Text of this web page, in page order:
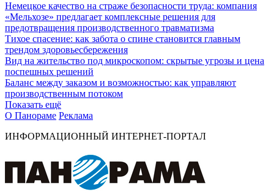
Немецкое качество на страже безопасности труда: компания
«Мельхозе» предлагает комплексные решения для
предотвращения производственного травматизма
Тихое спасение: как забота о спине становится главным
трендом здоровьесбережения
Вид на жительство под микроскопом: скрытые угрозы и цена
поспешных решений
Баланс между заказом и возможностью: как управляют
производственным потоком
Показать ещё
О Панораме Реклама
ИНФОРМАЦИОННЫЙ ИНТЕРНЕТ-ПОРТАЛ